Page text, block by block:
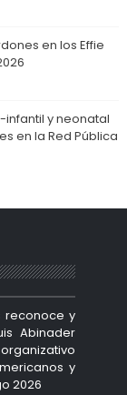
en los Effie
y neonatal
en la Red Pública
reconoce y
Abinader
y
2026